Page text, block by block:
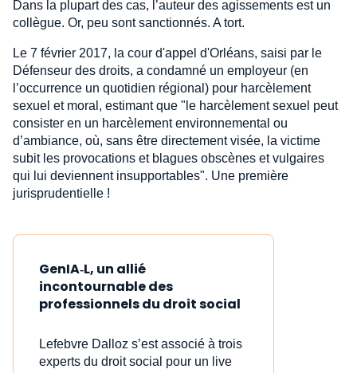
Dans la plupart des cas, l’auteur des agissements est un
collègue. Or, peu sont sanctionnés. A tort.
Le 7 février 2017, la cour d'appel d'Orléans, saisi par le
Défenseur des droits, a condamné un employeur (en
l’occurrence un quotidien régional) pour harcèlement
sexuel et moral, estimant que "le harcèlement sexuel peut
consister en un harcèlement environnemental ou
d’ambiance, où, sans être directement visée, la victime
subit les provocations et blagues obscènes et vulgaires
qui lui deviennent insupportables". Une première
jurisprudentielle !
GenIA‑L, un allié
incontournable des
professionnels du droit social
Lefebvre Dalloz s’est associé à trois
experts du droit social pour un live